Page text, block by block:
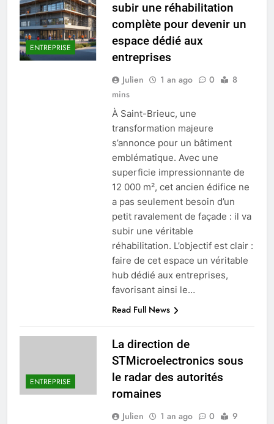
ENTREPRISE
subir une réhabilitation
complète pour devenir un
espace dédié aux
entreprises
Julien 1 an ago 0
8
mins
À Saint-Brieuc, une
transformation majeure
s’annonce pour un bâtiment
emblématique. Avec une
superficie impressionnante de
12 000 m², cet ancien édifice ne
a pas seulement besoin d’un
petit ravalement de façade : il va
subir une véritable
réhabilitation. L’objectif est clair :
faire de cet espace un véritable
hub dédié aux entreprises,
favorisant ainsi le…
Read Full News
ENTREPRISE
La direction de
STMicroelectronics sous
le radar des autorités
romaines
Julien 1 an ago 0
9